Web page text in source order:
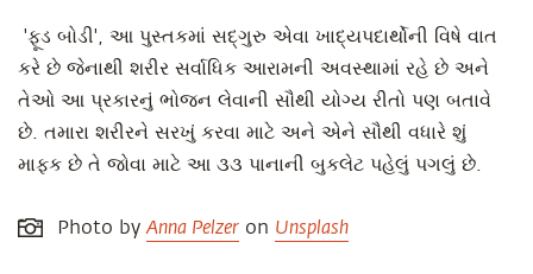
'ફૂડ બોડી', આ પુસ્તકમાં સદ્ગુરુ એવા ખાદ્યપદાર્થોની વિષે વાત
કરે છે જેનાથી શરીર સર્વાધિક આરામની અવસ્થામાં રહે છે અને
તેઓ આ પ્રકારનું ભોજન લેવાની સૌથી યોગ્ય રીતો પણ બતાવે
છે. તમારા શરીરને સરખું કરવા માટે અને એને સૌથી વધારે શું
માફક છે તે જોવા માટે આ ૩૩ પાનાની બુકલેટ પહેલું પગલું છે.
Photo byAnna Pelzer on Unsplash